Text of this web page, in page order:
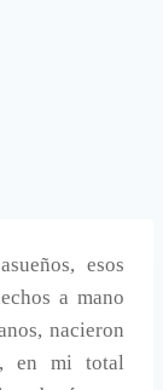
esos
a mano
nacieron
en mi total